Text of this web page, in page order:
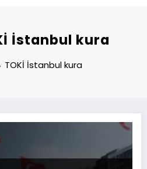
İstanbul kura
TOKİ İstanbul kura